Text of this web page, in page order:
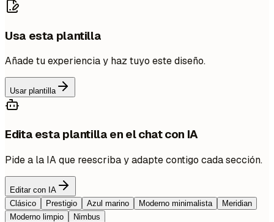
Usa esta plantilla
Añade tu experiencia y haz tuyo este diseño.
Usar plantilla
Edita esta plantilla en el chat con IA
Pide a la IA que reescriba y adapte contigo cada sección.
Editar con IA
Clásico
Prestigio Azul marino Moderno minimalista
Meridian
Moderno limpio
Nimbus